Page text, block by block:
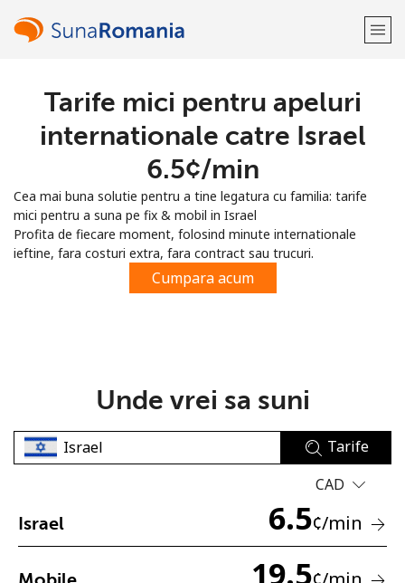
Bine-ai venit!
Inregistreaza-te cu
Lipsa parola
Minim 8 litere
Tarife mici pentru apeluri
internationale catre Israel
⁦6.5¢⁩/min
Cea mai buna solutie pentru a tine legatura cu familia: tarife
mici pentru a suna pe fix & mobil in Israel
Profita de fiecare moment, folosind minute internationale
ieftine, fara costuri extra, fara contract sau trucuri.
Cumpara acum
Unde vrei sa suni
Tarife
CAD
Israel 6.5¢/min
19.5